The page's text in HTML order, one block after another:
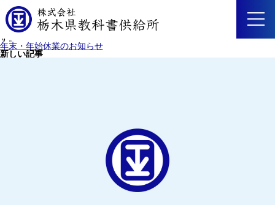
2022/10/28 Webサイトを全面リニューアルいたしました。
未分類
今後も、よりいっそう内容を充実させ、利便性の向上に努めてまいりま
す。
年末・年始休業のお知らせ
新しい記事